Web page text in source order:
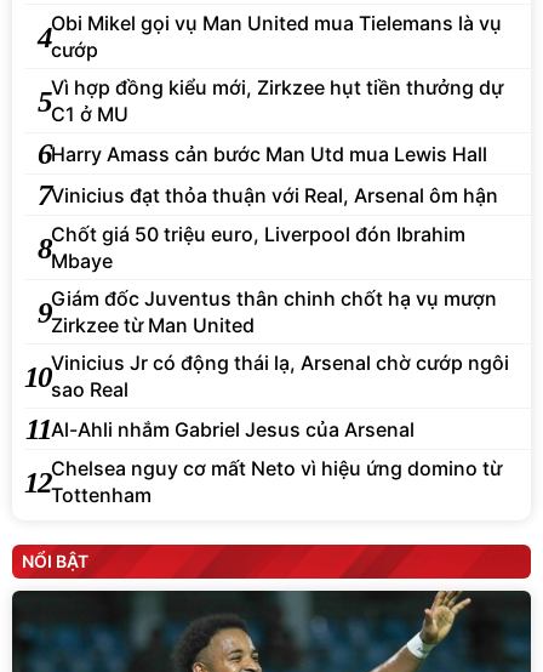
4Obi Mikel gọi vụ Man United mua Tielemans là vụ
cướp
5Vì hợp đồng kiểu mới, Zirkzee hụt tiền thưởng dự
C1 ở MU
6Harry Amass cản bước Man Utd mua Lewis Hall
7Vinicius đạt thỏa thuận với Real, Arsenal ôm hận
8Chốt giá 50 triệu euro, Liverpool đón Ibrahim
Mbaye
9Giám đốc Juventus thân chinh chốt hạ vụ mượn
Zirkzee từ Man United
10Vinicius Jr có động thái lạ, Arsenal chờ cướp ngôi
sao Real
11Al-Ahli nhắm Gabriel Jesus của Arsenal
12Chelsea nguy cơ mất Neto vì hiệu ứng domino từ
Tottenham
NỔI BẬT